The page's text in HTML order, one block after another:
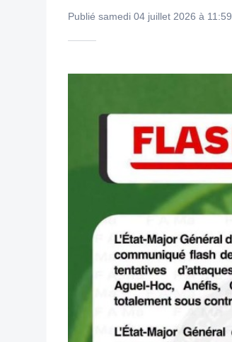
Publié samedi 04 juillet 2026 à 11:59